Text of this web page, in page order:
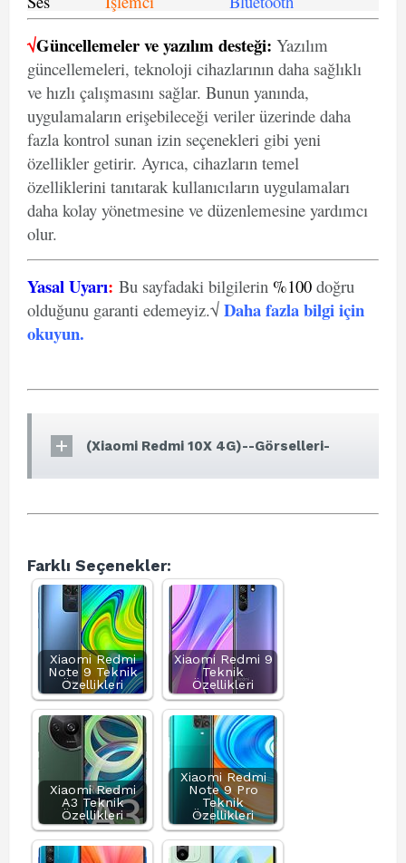
√Güncellemeler ve yazılım desteği: Yazılım
güncellemeleri, teknoloji cihazlarının daha sağlıklı
ve hızlı çalışmasını sağlar. Bunun yanında,
uygulamaların erişebileceği veriler üzerinde daha
fazla kontrol sunan izin seçenekleri gibi yeni
özellikler getirir. Ayrıca, cihazların temel
özelliklerini tanıtarak kullanıcıların uygulamaları
daha kolay yönetmesine ve düzenlemesine yardımcı
olur.
Yasal Uyarı: Bu sayfadaki bilgilerin %100 doğru
olduğunu garanti edemeyiz.√ Daha fazla bilgi için
okuyun.
(Xiaomi Redmi 10X 4G)--Görselleri-
Farklı Seçenekler:
Xiaomi Redmi
Note 9 Teknik
Özellikleri
Xiaomi Redmi 9
Teknik
Özellikleri
Xiaomi Redmi
A3 Teknik
Özellikleri
Xiaomi Redmi
Note 9 Pro
Teknik
Özellikleri